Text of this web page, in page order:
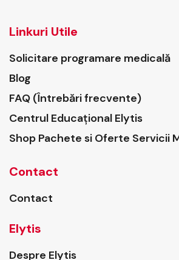
Linkuri Utile
Solicitare programare medicală
Blog
FAQ (Întrebări frecvente)
Centrul Educațional Elytis
Shop Pachete si Oferte Servicii
Contact
Contact
Elytis
Despre Elytis